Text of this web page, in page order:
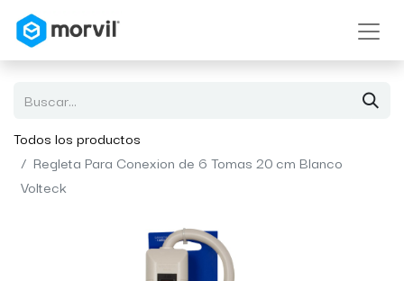
Todos los productos
Regleta Para Conexion de 6 Tomas 20 cm Blanco
Volteck